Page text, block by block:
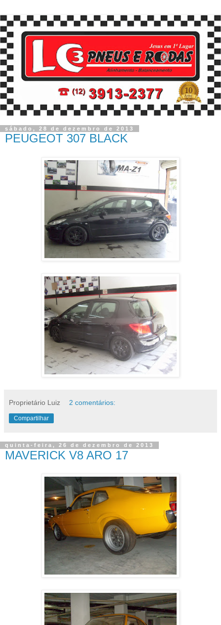
sábado, 28 de dezembro de 2013
PEUGEOT 307 BLACK
Proprietário Luiz 2 comentários:
Compartilhar
quinta-feira, 26 de dezembro de 2013
MAVERICK V8 ARO 17